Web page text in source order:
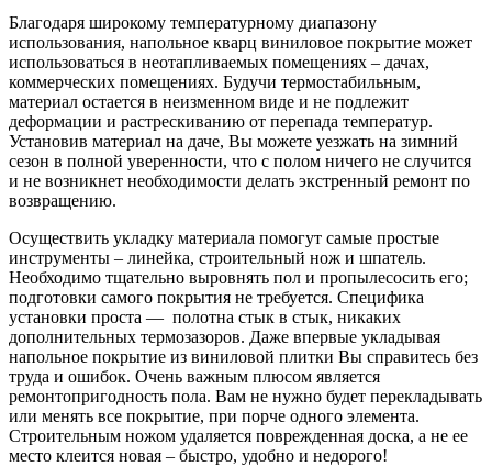
Благодаря широкому температурному диапазону
использования, напольное кварц виниловое покрытие может
использоваться в неотапливаемых помещениях – дачах,
коммерческих помещениях. Будучи термостабильным,
материал остается в неизменном виде и не подлежит
деформации и растрескиванию от перепада температур.
Установив материал на даче, Вы можете уезжать на зимний
сезон в полной уверенности, что с полом ничего не случится
и не возникнет необходимости делать экстренный ремонт по
возвращению.
Осуществить укладку материала помогут самые простые
инструменты – линейка, строительный нож и шпатель.
Необходимо тщательно выровнять пол и пропылесосить его;
подготовки самого покрытия не требуется. Специфика
установки проста — полотна стык в стык, никаких
дополнительных термозазоров. Даже впервые укладывая
напольное покрытие из виниловой плитки Вы справитесь без
труда и ошибок. Очень важным плюсом является
ремонтопригодность пола. Вам не нужно будет перекладывать
или менять все покрытие, при порче одного элемента.
Строительным ножом удаляется поврежденная доска, а не ее
место клеится новая – быстро, удобно и недорого!